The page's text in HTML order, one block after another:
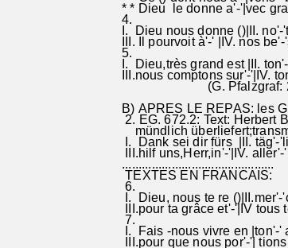
* * Dieu le donne a'-'|vec
4.
I. Dieu nous donne ()|II. no'-
III. Il pourvoit à'-' |IV. nos
5.
I. Dieu,très grand
III.nous comptons
(G. Pfalzgraf:
B) APRES LE REPAS: les
2. EG. 672.2: Text: Herbert
mündlich
I. Dank sei dir fürs |II. täg'-
III.hilf uns,Herr,in'-'|IV. aller'-'
..............................................
TEXTES EN FRANCAIS:
6.
I. Dieu, nous te re ()|II.mer'-
III.pour ta grâce et'-'|IV tous
7.
I. Fais -nous vivre en |ton'-'
III.pour que nous por'-'| tions